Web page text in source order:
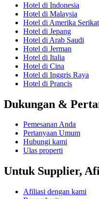
Hotel di Indonesia
Hotel di Malaysia
Hotel di Amerika Serikat
Hotel di Jepang
Hotel di Arab Saudi
Hotel di Jerman
Hotel di Italia
Hotel di Cina
Hotel di Inggris Raya
Hotel di Prancis
Dukungan &
Pemesanan Anda
Pertanyaan Umum
Hubungi kami
Ulas properti
Untuk Supplier,
Afiliasi dengan kami